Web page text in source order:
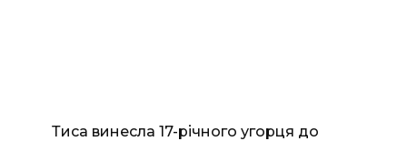
Тиса винесла 17-річного угорця до